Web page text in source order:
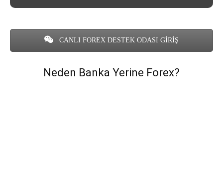
CANLI FOREX DESTEK ODASI GİRİŞ
Neden Banka Yerine Forex?